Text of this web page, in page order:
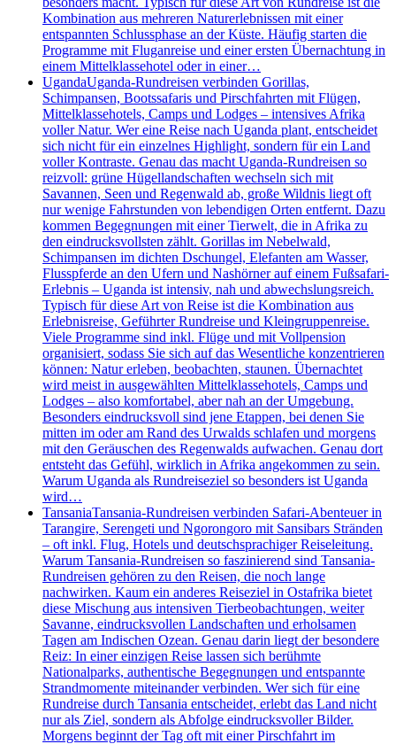
Kombination aus mehreren Naturerlebnissen mit einer
entspannten Schlussphase an der Küste. Häufig starten die
Programme mit Fluganreise und einer ersten Übernachtung in
einem Mittelklassehotel oder in einer…
UgandaUganda-Rundreisen verbinden Gorillas,
Schimpansen, Bootssafaris und Pirschfahrten mit Flügen,
Mittelklassehotels, Camps und Lodges – intensives Afrika
voller Natur. Wer eine Reise nach Uganda plant, entscheidet
sich nicht für ein einzelnes Highlight, sondern für ein Land
voller Kontraste. Genau das macht Uganda-Rundreisen so
reizvoll: grüne Hügellandschaften wechseln sich mit
Savannen, Seen und Regenwald ab, große Wildnis liegt oft
nur wenige Fahrstunden von lebendigen Orten entfernt. Dazu
kommen Begegnungen mit einer Tierwelt, die in Afrika zu
den eindrucksvollsten zählt. Gorillas im Nebelwald,
Schimpansen im dichten Dschungel, Elefanten am Wasser,
Flusspferde an den Ufern und Nashörner auf einem Fußsafari-
Erlebnis – Uganda ist intensiv, nah und abwechslungsreich.
Typisch für diese Art von Reise ist die Kombination aus
Erlebnisreise, Geführter Rundreise und Kleingruppenreise.
Viele Programme sind inkl. Flüge und mit Vollpension
organisiert, sodass Sie sich auf das Wesentliche konzentrieren
können: Natur erleben, beobachten, staunen. Übernachtet
wird meist in ausgewählten Mittelklassehotels, Camps und
Lodges – also komfortabel, aber nah an der Umgebung.
Besonders eindrucksvoll sind jene Etappen, bei denen Sie
mitten im oder am Rand des Urwalds schlafen und morgens
mit den Geräuschen des Regenwalds aufwachen. Genau dort
entsteht das Gefühl, wirklich in Afrika angekommen zu sein.
Warum Uganda als Rundreiseziel so besonders ist Uganda
wird…
TansaniaTansania-Rundreisen verbinden Safari-Abenteuer in
Tarangire, Serengeti und Ngorongoro mit Sansibars Stränden
– oft inkl. Flug, Hotels und deutschsprachiger Reiseleitung.
Warum Tansania-Rundreisen so faszinierend sind Tansania-
Rundreisen gehören zu den Reisen, die noch lange
nachwirken. Kaum ein anderes Reiseziel in Ostafrika bietet
diese Mischung aus intensiven Tierbeobachtungen, weiter
Savanne, eindrucksvollen Landschaften und erholsamen
Tagen am Indischen Ozean. Genau darin liegt der besondere
Reiz: In einer einzigen Reise lassen sich berühmte
Nationalparks, authentische Begegnungen und entspannte
Strandmomente miteinander verbinden. Wer sich für eine
Rundreise durch Tansania entscheidet, erlebt das Land nicht
nur als Ziel, sondern als Abfolge eindrucksvoller Bilder.
Morgens beginnt der Tag oft mit einer Pirschfahrt im